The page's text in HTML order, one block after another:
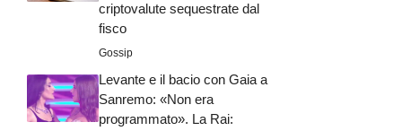
criptovalute sequestrate dal
fisco
Gossip
Levante e il bacio con Gaia a
Sanremo: «Non era
programmato». La Rai: